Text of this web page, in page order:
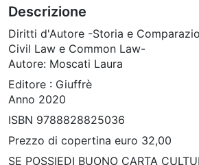
Descrizione
Diritti d'Autore -Storia e
Civil Law e Common Law-
Autore: Moscati Laura
Editore : Giuffrè
Anno 2020
ISBN 9788828825036
Prezzo di copertina euro 32,00
SE POSSIEDI BUONO CARTA